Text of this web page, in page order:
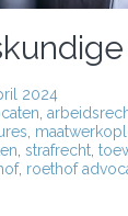
2024
strafrecht
, roethof